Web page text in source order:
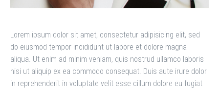
Lorem ipsum dolor sit amet, consectetur adipisicing elit, sed
do eiusmod tempor incididunt ut labore et dolore magna
aliqua. Ut enim ad minim veniam, quis nostrud ullamco laboris
nisi ut aliquip ex ea commodo consequat. Duis aute irure dolor
in reprehenderit in voluptate velit esse cillum dolore eu fugiat